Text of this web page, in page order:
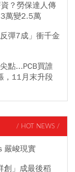
？勞保達人傳
萬變2.5萬
彈7成」衝千金
點...PCB買誰
，11月末升段
/ HOT NEWS /
嚴峻現實
創」成最後稻